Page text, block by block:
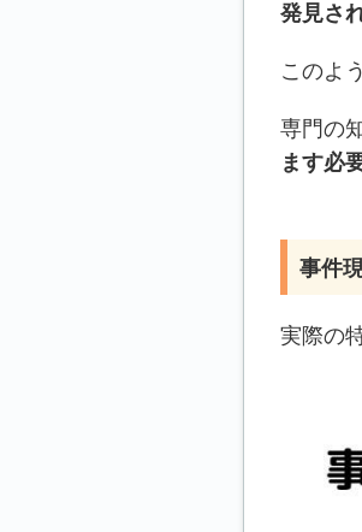
発見さ
このよ
専門の
ます必
事件
実際の